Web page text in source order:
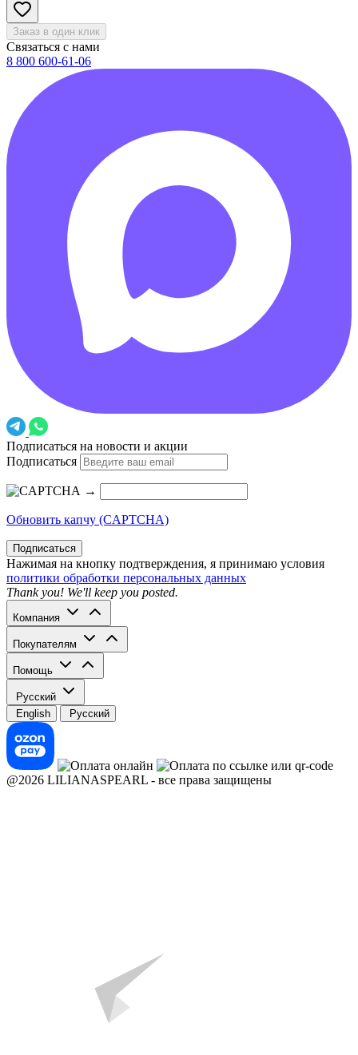
Заказ в один клик
Связаться с нами
8 800 600-61-06
Подписаться на новости и акции
Подписаться
→
Обновить капчу (CAPTCHA)
Подписаться
Нажимая на кнопку подтверждения, я принимаю условия
политики обработки персональных данных
Thank you! We'll keep you posted.
Компания
Покупателям
Помощь
Русский
English
Русский
@2026 LILIANASPEARL - все права защищены